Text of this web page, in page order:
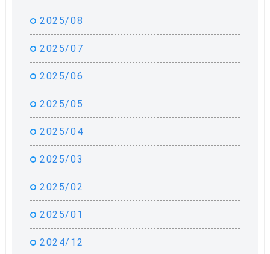
2025/08
2025/07
2025/06
2025/05
2025/04
2025/03
2025/02
2025/01
2024/12